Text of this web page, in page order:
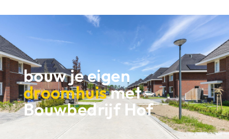
bouw je eigen
droomhuismet
Bouwbedrijf Hof